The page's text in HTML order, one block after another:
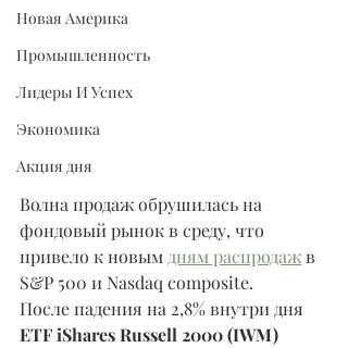
Новая Америка
Промышленность
Лидеры И Успех
Экономика
Акция дня
Волна продаж обрушилась на
фондовый рынок в среду, что
привело к новым дням распродаж в
S&P 500 и Nasdaq composite.
После падения на 2,8% внутри дня
ETF iShares Russell 2000 (IWM)